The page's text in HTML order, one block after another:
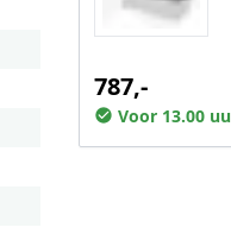
787,-
Voor 13.00